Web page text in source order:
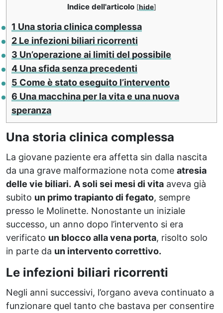
Indice dell'articolo [hide]
1 Una storia clinica complessa
2 Le infezioni biliari ricorrenti
3 Un’operazione ai limiti del possibile
4 Una sfida senza precedenti
5 Come è stato eseguito l’intervento
6 Una macchina per la vita e una nuova
speranza
Una storia clinica complessa
La giovane paziente era affetta sin dalla nascita
da una grave malformazione nota come atresia
delle vie biliari. A soli sei mesi di vita aveva già
subito un primo trapianto di fegato, sempre
presso le Molinette. Nonostante un iniziale
successo, un anno dopo l’intervento si era
verificato un blocco alla vena porta, risolto solo
in parte da un intervento correttivo.
Le infezioni biliari ricorrenti
Negli anni successivi, l’organo aveva continuato a
funzionare quel tanto che bastava per consentire